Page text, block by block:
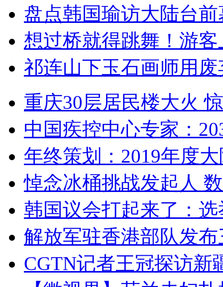
盘点韩国瑜访大陆台
想过桥就得跳舞！游客
祁连山下玉石画师用
重庆30层居民楼大火
中国疾控中心专家：
年终策划：2019年度
悼念冰桶挑战发起人
韩国议会打起来了：
解放军驻香港部队发
CGTN记者王冠探访新